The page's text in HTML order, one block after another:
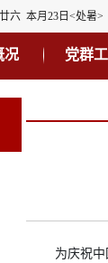
六 本月23日<处暑>
况 党群
为庆祝